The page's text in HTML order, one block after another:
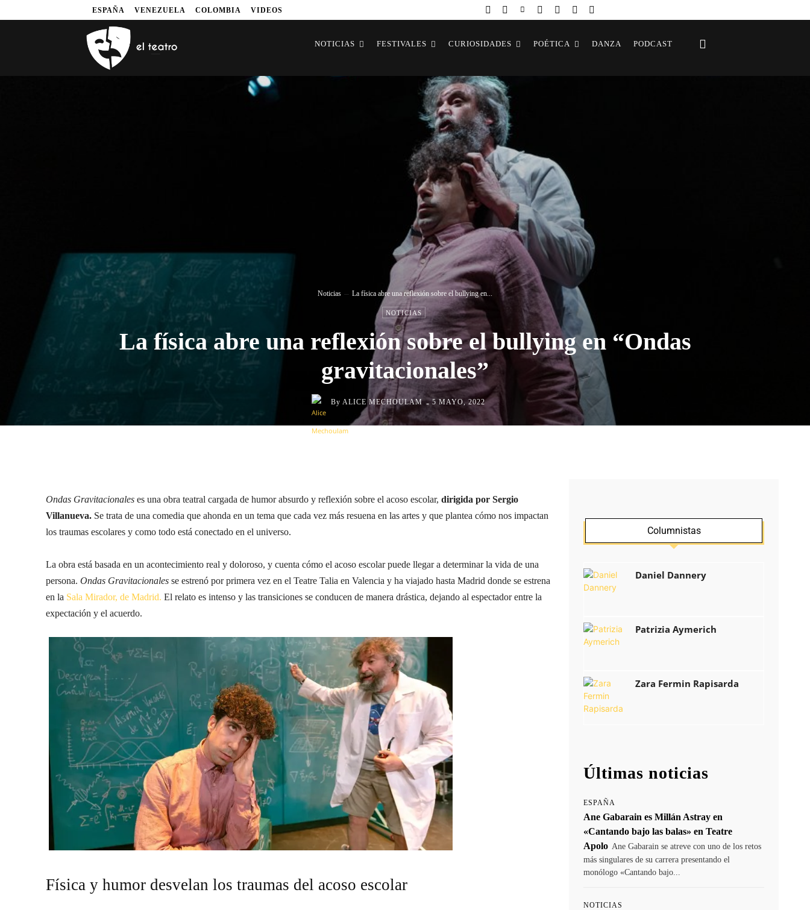
ESPAÑA VENEZUELA COLOMBIA VIDEOS
NOTICIAS FESTIVALES CURIOSIDADES POÉTICA DANZA PODCAST
Noticias La física abre una reflexión sobre el bullying en...
NOTICIAS
La física abre una reflexión sobre el bullying en “Ondas
gravitacionales”
By ALICE MECHOULAM - 5 MAYO, 2022
Ondas Gravitacionales es una obra teatral cargada de humor absurdo y reflexión sobre el acoso escolar, dirigida por Sergio
Villanueva. Se trata de una comedia que ahonda en un tema que cada vez más resuena en las artes y que plantea cómo nos impactan
los traumas escolares y como todo está conectado en el universo.
La obra está basada en un acontecimiento real y doloroso, y cuenta cómo el acoso escolar puede llegar a determinar la vida de una
persona. Ondas Gravitacionales se estrenó por primera vez en el Teatre Talia en Valencia y ha viajado hasta Madrid donde se estrena
en la Sala Mirador, de Madrid. El relato es intenso y las transiciones se conducen de manera drástica, dejando al espectador entre la
expectación y el acuerdo.
Física y humor desvelan los traumas del acoso escolar
Columnistas
Daniel Dannery
Patrizia Aymerich
Zara Fermin Rapisarda
Últimas noticias
ESPAÑA
Ane Gabarain es Millán Astray en
«Cantando bajo las balas» en Teatre
Apolo Ane Gabarain se atreve con uno de los retos
más singulares de su carrera presentando el
monólogo «Cantando bajo...
NOTICIAS